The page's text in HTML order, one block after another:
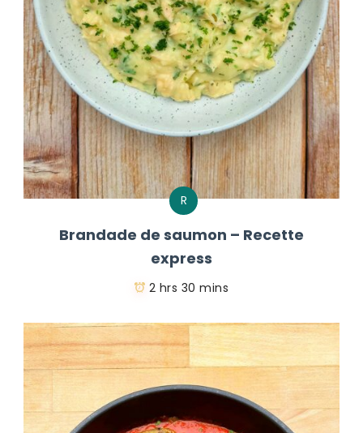
R
Brandade de saumon – Recette
express
2 hrs 30 mins